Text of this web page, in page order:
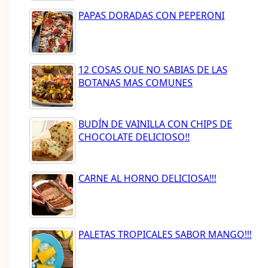
PAPAS DORADAS CON PEPERONI
12 COSAS QUE NO SABIAS DE LAS
BOTANAS MAS COMUNES
BUDÍN DE VAINILLA CON CHIPS DE
CHOCOLATE DELICIOSO!!
CARNE AL HORNO DELICIOSA!!!
PALETAS TROPICALES SABOR MANGO!!!